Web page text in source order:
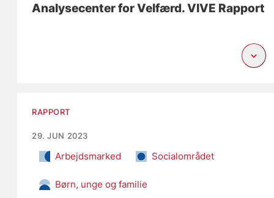
Analysecenter for Velfærd. VIVE Rapport
RAPPORT
29. JUN 2023
Arbejdsmarked Socialområdet
Børn, unge og familie